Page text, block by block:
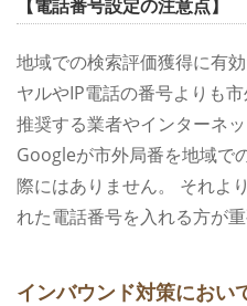
【電話番号設定の注意点】
地域での検索評価獲得に有
ヤルやIP電話の番号よりも
推奨する業者やインターネ
Googleが市外局番を地域で
際にはありません。
それよ
れた電話番号を入れる方が重
インバウンド対策におい